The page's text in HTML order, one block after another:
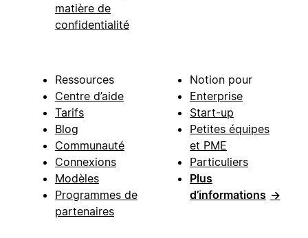
matière de
confidentialité
Ressources
Centre d’aide
Tarifs
Blog
Communauté
Connexions
Modèles
Programmes de
partenaires
Notion pour
Enterprise
Start-up
Petites équipes
et PME
Particuliers
Plus
d’informations →